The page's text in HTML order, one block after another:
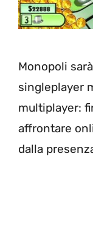
Monopoli
singleplayer
multiplayer:
affrontare
dalla